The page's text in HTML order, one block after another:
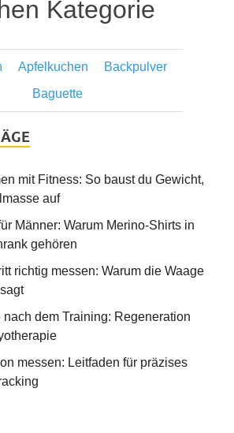
Kategorie
Apfelkuchen
Backpulver
Baguette
mit Fitness: So baust du Gewicht,
auf
Männer: Warum Merino-Shirts in
gehören
richtig messen: Warum die Waage
dem Training: Regeneration
messen: Leitfaden für präzises